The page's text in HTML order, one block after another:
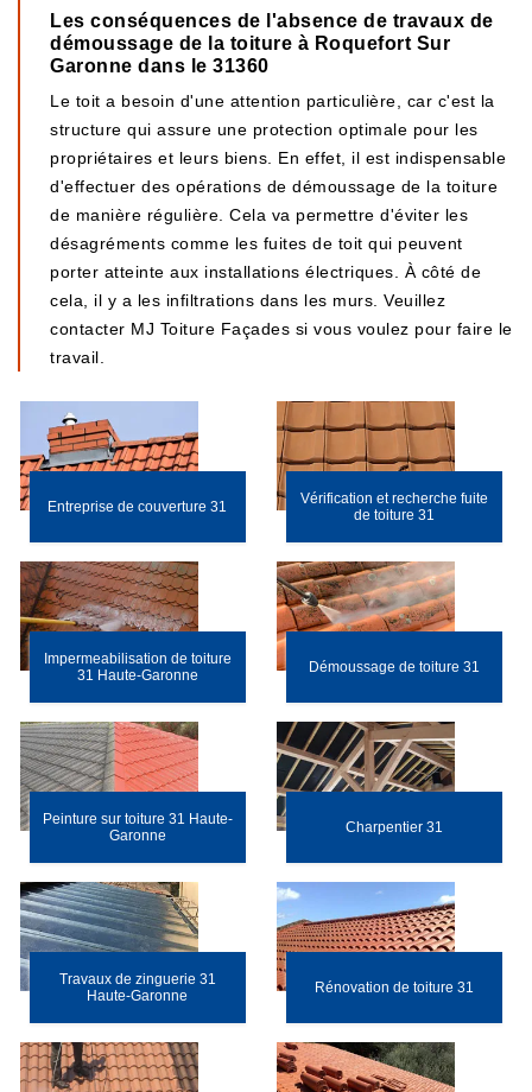
Les conséquences de l'absence de travaux de
démoussage de la toiture à Roquefort Sur
Garonne dans le 31360
Le toit a besoin d'une attention particulière, car c'est la
structure qui assure une protection optimale pour les
propriétaires et leurs biens. En effet, il est indispensable
d'effectuer des opérations de démoussage de la toiture
de manière régulière. Cela va permettre d'éviter les
désagréments comme les fuites de toit qui peuvent
porter atteinte aux installations électriques. À côté de
cela, il y a les infiltrations dans les murs. Veuillez
contacter MJ Toiture Façades si vous voulez pour faire le
travail.
Entreprise de couverture 31
Vérification et recherche fuite
de toiture 31
Impermeabilisation de toiture
31 Haute-Garonne
Démoussage de toiture 31
Peinture sur toiture 31 Haute-
Garonne
Charpentier 31
Travaux de zinguerie 31
Haute-Garonne
Rénovation de toiture 31